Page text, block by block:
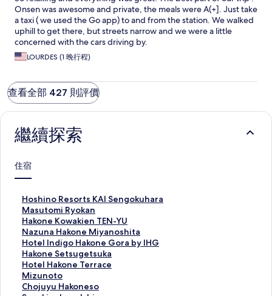
Onsen was awesome and private, the meals were A(+]. Just take
a taxi ( we used the Go app) to and from the station. We walked
uphill to get there, but streets narrow and we were a little
concerned with the cars driving by.
LOURDES (1 晚行程)
查看全部 427 則評價
繼續探索
住宿
Hoshino Resorts KAI Sengokuhara
此
連
結
會
開
啟
H
o
s
Masutomi Ryokan
此
連
結
會
開
啟
M
a
Hakone Kowakien TEN-YU
此
連
結
會
開
啟
H
Nazuna Hakone Miyanoshita
此
連
結
會
開
啟
Hotel Indigo Hakone Gora by IHG
此
連
結
會
開
Hakone Setsugetsuka
此
連
結
會
Hotel Hakone Terrace
此
連
結
Mizunoto
此
連
Chojuyu Hakoneso
此